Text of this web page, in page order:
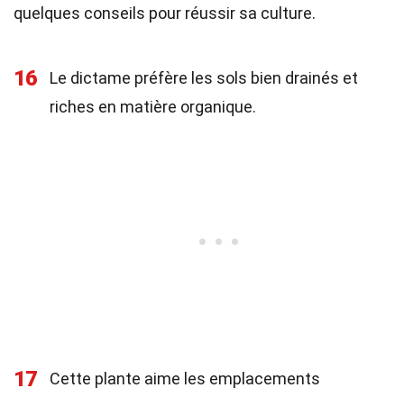
quelques conseils pour réussir sa culture.
16
Le dictame préfère les sols bien drainés et
riches en matière organique.
17
Cette plante aime les emplacements